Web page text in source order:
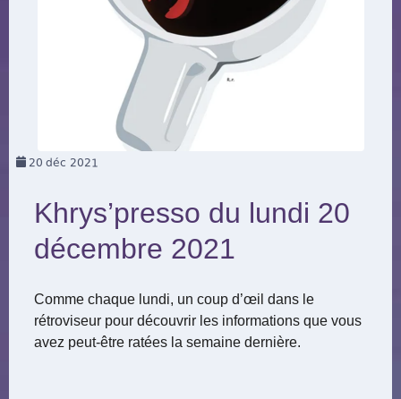
20 déc 2021
Khrys’presso du lundi 20
décembre 2021
Comme chaque lundi, un coup d’œil dans le
rétroviseur pour découvrir les informations que vous
avez peut-être ratées la semaine dernière.